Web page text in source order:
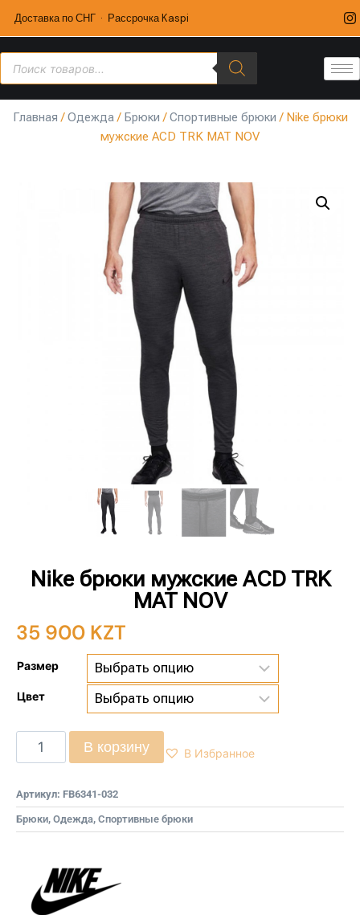
Доставка по СНГ · Рассрочка Kaspi
Главная /Одежда/ Брюки /Спортивные брюки / Nike брюки
мужские ACD TRK MAT NOV
Nike брюки мужские ACD TRK
MAT NOV
35 900 KZT
Размер
Цвет
В корзину В Избранное
Артикул: FB6341-032
Брюки, Одежда, Спортивные брюки